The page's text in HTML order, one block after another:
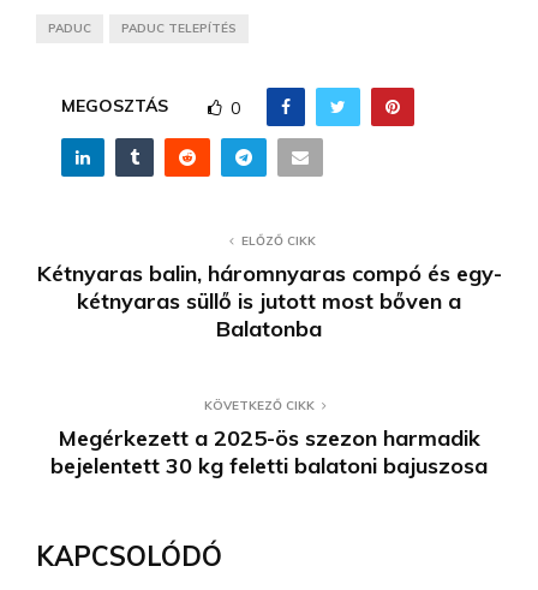
PADUC PADUC TELEPÍTÉS
MEGOSZTÁS 0
ELŐZŐ CIKK
Kétnyaras balin, háromnyaras compó és egy-
kétnyaras süllő is jutott most bőven a
Balatonba
KÖVETKEZŐ CIKK
Megérkezett a 2025-ös szezon harmadik
bejelentett 30 kg feletti balatoni bajuszosa
KAPCSOLÓDÓ